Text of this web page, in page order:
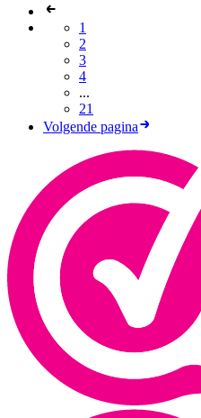
1
2
3
4
...
21
Volgende pagina